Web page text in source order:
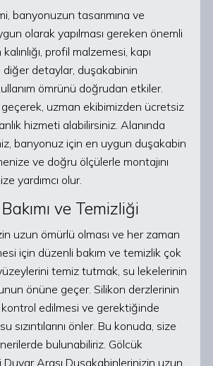
banyonuzun tasarımına ve
olarak yapılması gereken önemli
profil malzemesi, kapı
diğer detaylar, duşakabinin
kullanım ömrünü doğrudan etkiler.
uzman ekibimizden ücretsiz
hizmeti alabilirsiniz. Alanında
banyonuz için en uygun duşakabin
ve doğru ölçülerle montajını
yardımcı olur.
ve Temizliği
uzun ömürlü olması ve her zaman
için düzenli bakım ve temizlik çok
temiz tutmak, su lekelerinin
önüne geçer. Silikon derzlerinin
edilmesi ve gerektiğinde
sızıntılarını önler. Bu konuda, size
bulunabiliriz. Gölcük
Arası Duşakabinlerinizin uzun